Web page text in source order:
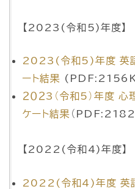
【2023(令和5)年度】
2023(令和5)年度 英
ート結果
２０２3（令和5）年度
ケート結果 （
【2022(令和4)年度】
2022(令和4)年度 英